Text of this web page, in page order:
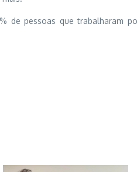
de pessoas que trabalharam